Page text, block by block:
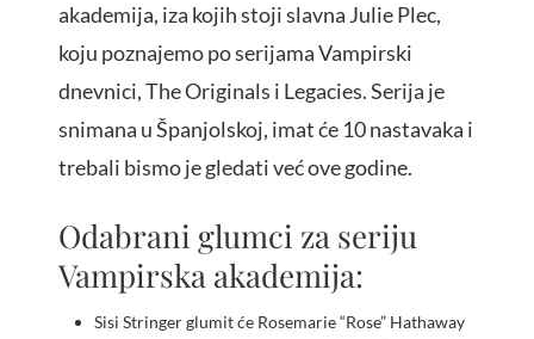
akademija, iza kojih stoji slavna Julie Plec,
koju poznajemo po serijama Vampirski
dnevnici, The Originals i Legacies. Serija je
snimana u Španjolskoj, imat će 10 nastavaka i
trebali bismo je gledati već ove godine.
Odabrani glumci za seriju
Vampirska akademija:
Sisi Stringer glumit će Rosemarie “Rose” Hathaway